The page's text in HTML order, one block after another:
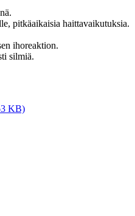
pitkäaikaisia haittavaikutuksia.
ihoreaktion.
silmiä.
KB)